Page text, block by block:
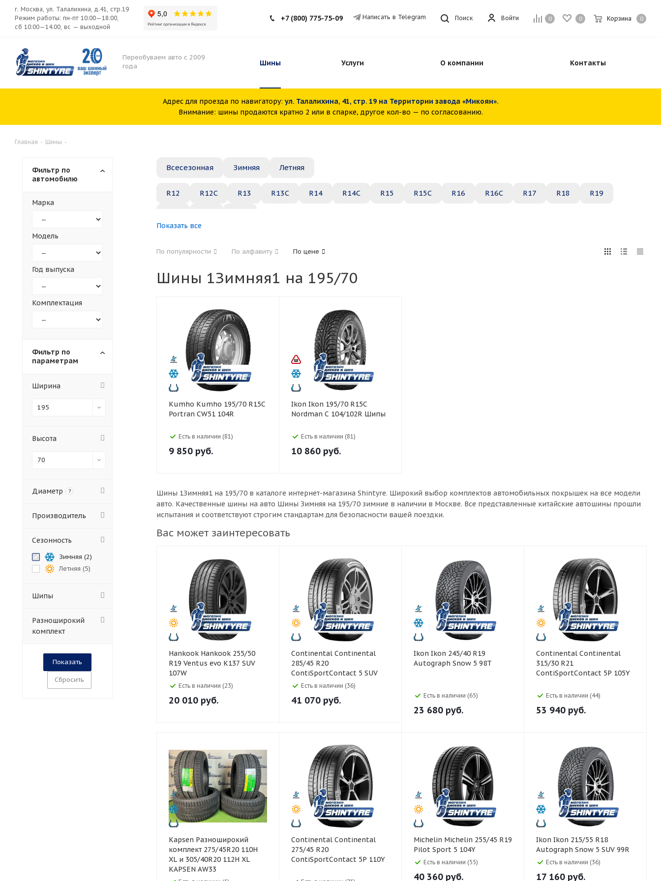
0 0 Корзина 0
Войти
г. Москва, ул. Талалихина, д.41, стр.19
Режим работы: пн-пт 10:00—18:00,
сб 10:00—14:00, вс — выходной
Поиск
+7 (800) 775-75-09 Написать в Telegram
Переобуваем авто с 2009
года
Шины Услуги О компании Контакты
Адрес для проезда по навигатору: ул. Талалихина, 41, стр. 19 на Территории завода «Микоян».
Внимание: шины продаются кратно 2 или в спарке, другое кол-во — по согласованию.
Главная - Шины -
Всесезонная Зимняя Летняя
R12 R12C R13 R13C R14 R14C R15 R15C R16 R16C R17 R18 R19
30 35 40 45 45 50 55
Показать все
По популярности По алфавиту По цене
Шины 1Зимняя1 на 195/70
Kumho Kumho 195/70 R15C
Portran CW51 104R
Есть в наличии (81)
9 850 руб.
Ikon Ikon 195/70 R15C
Nordman C 104/102R Шипы
Есть в наличии (81)
10 860 руб.
Шины 1Зимняя1 на 195/70 в каталоге интернет-магазина Shintyre. Широкий выбор комплектов автомобильных покрышек на все модели
авто. Качественные шины на авто Шины Зимняя на 195/70 зимние в наличии в Москве. Все представленные китайские автошины прошли
испытания и соответствуют строгим стандартам для безопасности вашей поездки.
Вас может заинтересовать
Hankook Hankook 255/50
R19 Ventus evo K137 SUV
107W
Есть в наличии (23)
20 010 руб.
Continental Continental
285/45 R20
ContiSportContact 5 SUV
112YЕсть в наличии (36)
41 070 руб.
Ikon Ikon 245/40 R19
Autograph Snow 5 98T
Есть в наличии (65)
23 680 руб.
Continental Continental
315/30 R21
ContiSportContact 5P 105Y
Есть в наличии (44)
53 940 руб.
Kapsen Разноширокий
комплект 275/45R20 110H
XL и 305/40R20 112H XL
KAPSEN AW33
Continental Continental
275/45 R20
ContiSportContact 5P 110Y
Michelin Michelin 255/45 R19
Pilot Sport 5 104Y
Есть в наличии (55)
40 360 руб.
Ikon Ikon 215/55 R18
Autograph Snow 5 SUV 99R
Есть в наличии (36)
17 160 руб.
Фильтр по
автомобилю
Марка
Модель
Год выпуска
Комплектация
Фильтр по
параметрам
Ширина
195
Высота
70
Диаметр ?
Производитель
Сезонность
Зимняя (2)
Летняя (5)
Шипы
Разноширокий
комплект
Сбросить